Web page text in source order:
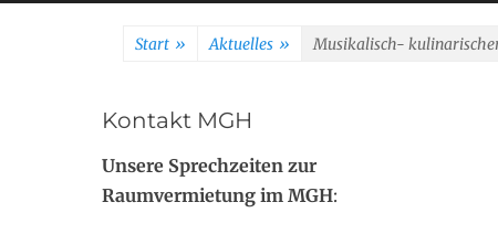
Start » Aktuelles » Musikalisch-
Kontakt MGH
Unsere Sprechzeiten zur
Raumvermietung im MGH: